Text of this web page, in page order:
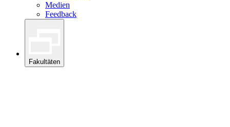
Medien
Feedback
Fakultäten